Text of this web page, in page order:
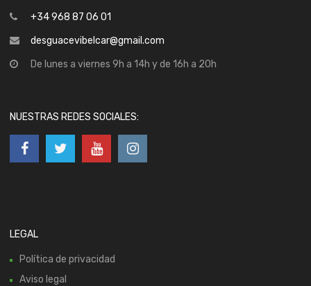
+34 968 87 06 01
desguacevibelcar@gmail.com
De lunes a viernes 9h a 14h y de 16h a 20h
NUESTRAS REDES SOCIALES:
LEGAL
Política de privacidad
Aviso legal